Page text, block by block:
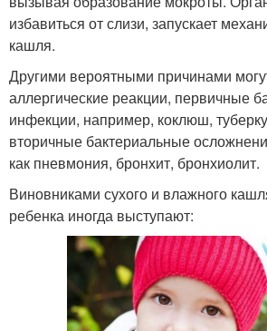
избавиться от слизи, запускает
кашля.
Другими вероятными причинами
аллергические реакции, первичные
инфекции, например, коклюш,
вторичные бактериальные
как пневмония, бронхит, бронхиолит.
Виновниками сухого и влажного
ребенка иногда выступают: